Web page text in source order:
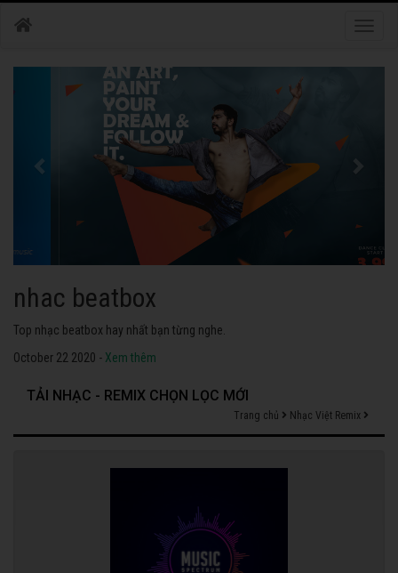
nhac dance
Những bài nhạc dance tuyển chọn 2020 hay nhất.
October 22 2020 - Xem thêm
TẢI NHẠC - REMIX CHỌN LỌC MỚI
Trang chủ Nhạc Việt Remix